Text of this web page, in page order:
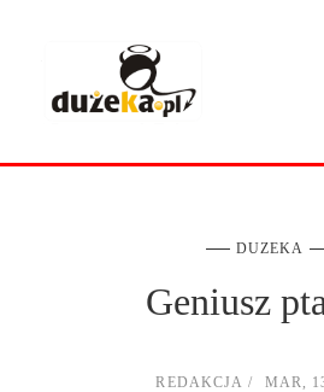
DUZEKA
Geniusz
REDAKCJA MAR,